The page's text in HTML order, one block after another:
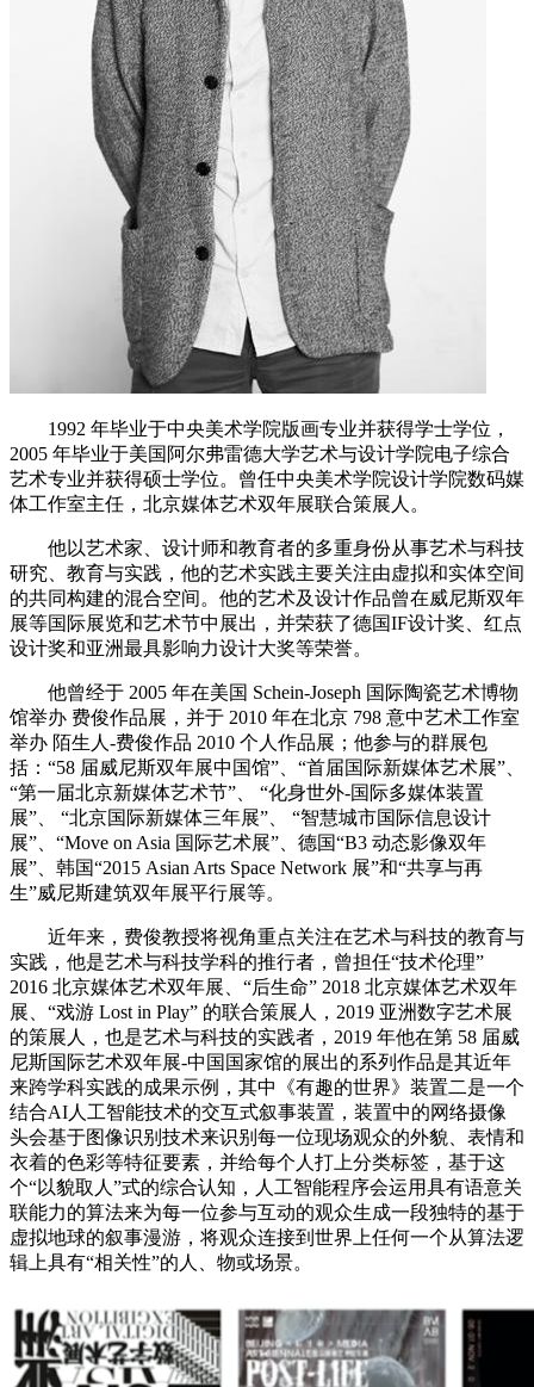
1992 年毕业于中央美术学院版画专业并获得学士学位，
2005 年毕业于美国阿尔弗雷德大学艺术与设计学院电子综合
艺术专业并获得硕士学位。曾任中央美术学院设计学院数码媒
体工作室主任，北京媒体艺术双年展联合策展人。
他以艺术家、设计师和教育者的多重身份从事艺术与科技
研究、教育与实践，他的艺术实践主要关注由虚拟和实体空间
的共同构建的混合空间。他的艺术及设计作品曾在威尼斯双年
展等国际展览和艺术节中展出，并荣获了德国IF设计奖、红点
设计奖和亚洲最具影响力设计大奖等荣誉。
他曾经于 2005 年在美国 Schein-Joseph 国际陶瓷艺术博物
馆举办 费俊作品展，并于 2010 年在北京 798 意中艺术工作室
举办 陌生人-费俊作品 2010 个人作品展；他参与的群展包
括：“58 届威尼斯双年展中国馆”、“首届国际新媒体艺术展”、
“第一届北京新媒体艺术节”、 “化身世外-国际多媒体装置
展”、 “北京国际新媒体三年展”、 “智慧城市国际信息设计
展”、“Move on Asia 国际艺术展”、德国“B3 动态影像双年
展”、韩国“2015 Asian Arts Space Network 展”和“共享与再
生”威尼斯建筑双年展平行展等。
近年来，费俊教授将视角重点关注在艺术与科技的教育与
实践，他是艺术与科技学科的推行者，曾担任“技术伦理”
2016 北京媒体艺术双年展、“后生命” 2018 北京媒体艺术双年
展、“戏游 Lost in Play” 的联合策展人，2019 亚洲数字艺术展
的策展人，也是艺术与科技的实践者，2019 年他在第 58 届威
尼斯国际艺术双年展-中国国家馆的展出的系列作品是其近年
来跨学科实践的成果示例，其中《有趣的世界》装置二是一个
结合AI人工智能技术的交互式叙事装置，装置中的网络摄像
头会基于图像识别技术来识别每一位现场观众的外貌、表情和
衣着的色彩等特征要素，并给每个人打上分类标签，基于这
个“以貌取人”式的综合认知，人工智能程序会运用具有语意关
联能力的算法来为每一位参与互动的观众生成一段独特的基于
虚拟地球的叙事漫游，将观众连接到世界上任何一个从算法逻
辑上具有“相关性”的人、物或场景。